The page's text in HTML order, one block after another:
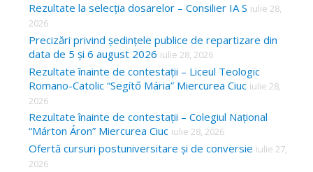
Rezultate la selecția dosarelor – Consilier IA S iulie 28,
2026
Precizări privind ședințele publice de repartizare din
data de 5 și 6 august 2026 iulie 28, 2026
Rezultate înainte de contestații – Liceul Teologic
Romano-Catolic “Segítő Mária” Miercurea Ciuc iulie 28,
2026
Rezultate înainte de contestații – Colegiul Național
“Márton Áron” Miercurea Ciuc iulie 28, 2026
Ofertă cursuri postuniversitare și de conversie iulie 27,
2026